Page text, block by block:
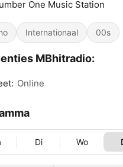
One Music Station
Internationaal 00s
MBhitradio:
Online
Di Wo